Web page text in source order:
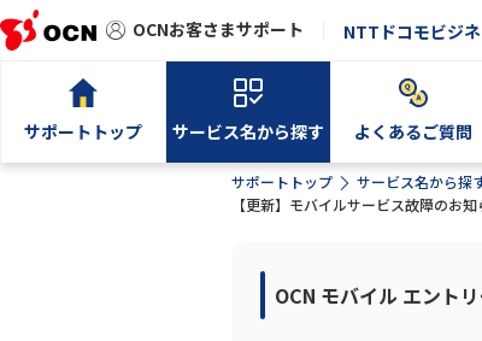
OCNお客さまサポート NTTドコモビジ
サポートトップ サービス名から探す よくあるご質問
サポートトップ サービス名から探
【更新】モバイルサービス故障のお
OCN モバイル エント